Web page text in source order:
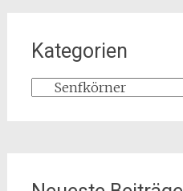
Kategorien
Kategorien